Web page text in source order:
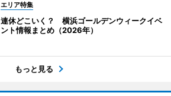
エリア特集
連休どこいく？ 横浜ゴールデンウィークイベ
ント情報まとめ（2026年）
もっと見る